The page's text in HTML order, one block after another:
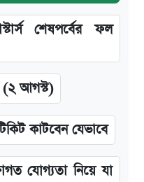
শেষপর্বের ফল
(২ আগস্ট)
কাটবেন যেভাবে
যোগ্যতা নিয়ে যা